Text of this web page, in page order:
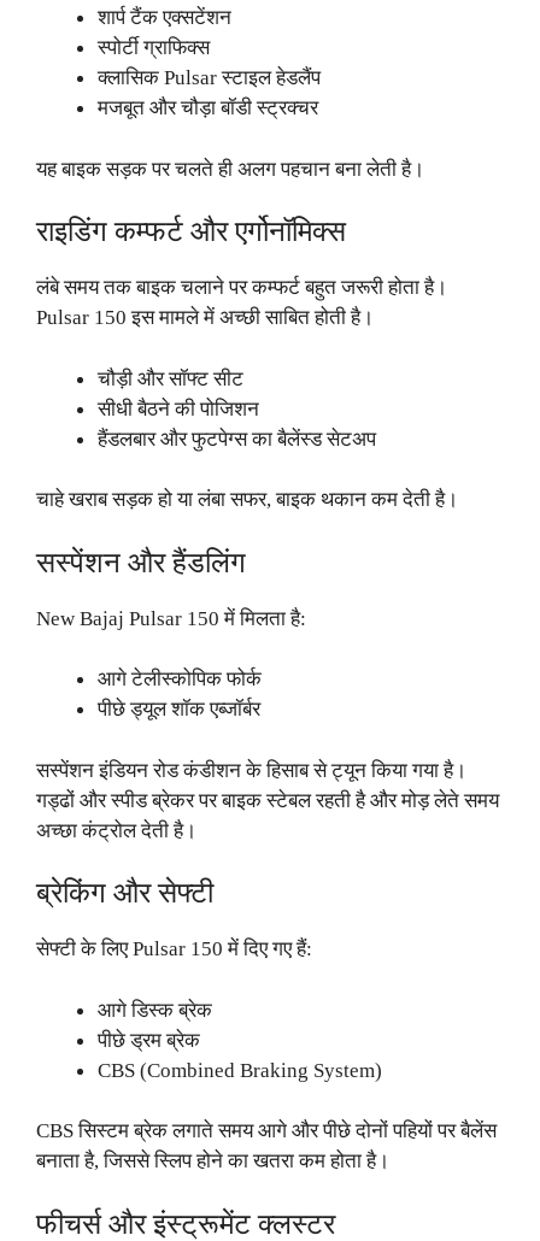
शार्प टैंक एक्सटेंशन
स्पोर्टी ग्राफिक्स
क्लासिक Pulsar स्टाइल हेडलैंप
मजबूत और चौड़ा बॉडी स्ट्रक्चर
यह बाइक सड़क पर चलते ही अलग पहचान बना लेती है।
राइडिंग कम्फर्ट और एर्गोनॉमिक्स
लंबे समय तक बाइक चलाने पर कम्फर्ट बहुत जरूरी होता है।
Pulsar 150 इस मामले में अच्छी साबित होती है।
चौड़ी और सॉफ्ट सीट
सीधी बैठने की पोजिशन
हैंडलबार और फुटपेग्स का बैलेंस्ड सेटअप
चाहे खराब सड़क हो या लंबा सफर, बाइक थकान कम देती है।
सस्पेंशन और हैंडलिंग
New Bajaj Pulsar 150 में मिलता है:
आगे टेलीस्कोपिक फोर्क
पीछे ड्यूल शॉक एब्जॉर्बर
सस्पेंशन इंडियन रोड कंडीशन के हिसाब से ट्यून किया गया है।
गड्ढों और स्पीड ब्रेकर पर बाइक स्टेबल रहती है और मोड़ लेते समय
अच्छा कंट्रोल देती है।
ब्रेकिंग और सेफ्टी
सेफ्टी के लिए Pulsar 150 में दिए गए हैं:
आगे डिस्क ब्रेक
पीछे ड्रम ब्रेक
CBS (Combined Braking System)
CBS सिस्टम ब्रेक लगाते समय आगे और पीछे दोनों पहियों पर बैलेंस
बनाता है, जिससे स्लिप होने का खतरा कम होता है।
फीचर्स और इंस्ट्रूमेंट क्लस्टर